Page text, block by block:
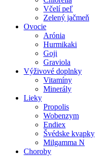
Včelí peľ
Zelený jačmeň
Ovocie
Arónia
Hurmikaki
Goji
Graviola
Výživové doplnky
Vitamíny
Minerály
Lieky
Propolis
Wobenzym
Endiex
Švédske kvapky
Milgamma N
Choroby